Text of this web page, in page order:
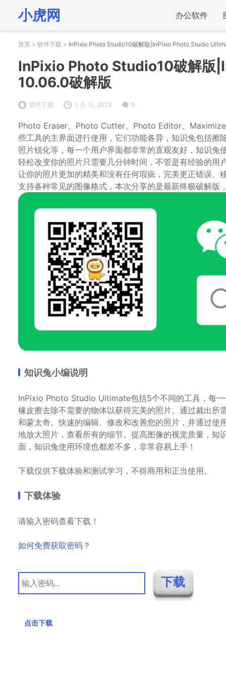
小虎网 办公软件
首页 > 软件下载 > InPixio Photo Studio10破解版|InPixio Photo Studio
InPixio Photo Studio10破解
10.06.0破解版
软件下载 5 月 15, 2023 0
Photo Eraser、Photo Cutter、Photo Editor、
些工具的主界面进行使用，它们功能各异，知识兔包括
照片锐化等，每一个用户界面都非常的直观友好，知识
轻松改变你的照片只需要几分钟时间，不管是有经验的
让你的照片更加的精美和没有任何瑕疵，完美更正错误
支持各种常见的图像格式，本次分享的是最新终极破解
知识兔小编说明
InPixio Photo Studio Ultimate包括5个不同的工具，每
橡皮擦去除不需要的物体以获得完美的照片。通过裁出
和蒙太奇。快速的编辑、修改和改善您的照片，并通过
地放大照片，查看所有的细节。提高图像的视觉质量，
面，知识兔使用环境也都差不多，非常容易上手！
下载仅供下载体验和测试学习，不得商用和正当使用。
下载体验
请输入密码查看下载！
如何免费获取密码？
点击下载